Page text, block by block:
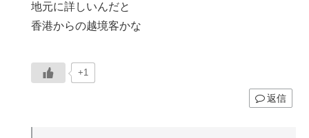
地元に詳しいんだと
香港からの越境客かな
+1
返信